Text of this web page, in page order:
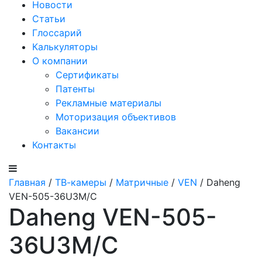
Новости
Статьи
Глоссарий
Калькуляторы
О компании
Сертификаты
Патенты
Рекламные материалы
Моторизация объективов
Вакансии
Контакты
Главная / ТВ-камеры / Матричные / VEN / Daheng
VEN-505-36U3M/C
Daheng VEN-505-
36U3M/C